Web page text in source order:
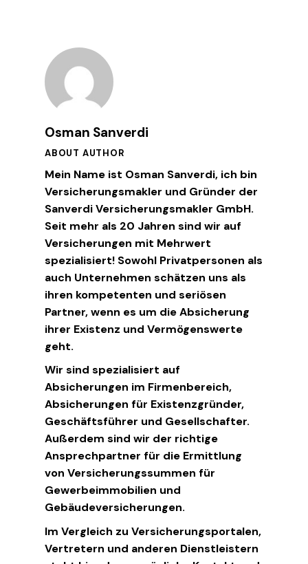
Osman Sanverdi
ABOUT AUTHOR
Mein Name ist Osman Sanverdi, ich bin
Versicherungsmakler und Gründer der
Sanverdi Versicherungsmakler GmbH.
Seit mehr als 20 Jahren sind wir auf
Versicherungen mit Mehrwert
spezialisiert! Sowohl Privatpersonen als
auch Unternehmen schätzen uns als
ihren kompetenten und seriösen
Partner, wenn es um die Absicherung
ihrer Existenz und Vermögenswerte
geht.
Wir sind spezialisiert auf
Absicherungen im Firmenbereich,
Absicherungen für Existenzgründer,
Geschäftsführer und Gesellschafter.
Außerdem sind wir der richtige
Ansprechpartner für die Ermittlung
von Versicherungssummen für
Gewerbeimmobilien und
Gebäudeversicherungen.
Im Vergleich zu Versicherungsportalen,
Vertretern und anderen Dienstleistern